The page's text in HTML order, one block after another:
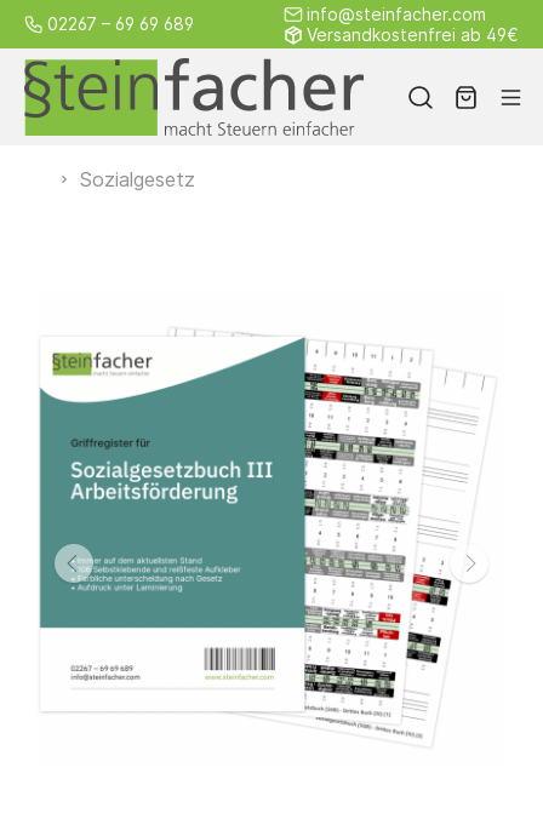
02267 – 69 69 689
info@steinfacher.com
Versandkostenfrei ab 49€
Steuerrecht
Österreich
Schweiz
Blanko
GriffregisterMuster
Zubehör
Individuelle
Griffregister
Produktempfehlungen
Sozialgesetz